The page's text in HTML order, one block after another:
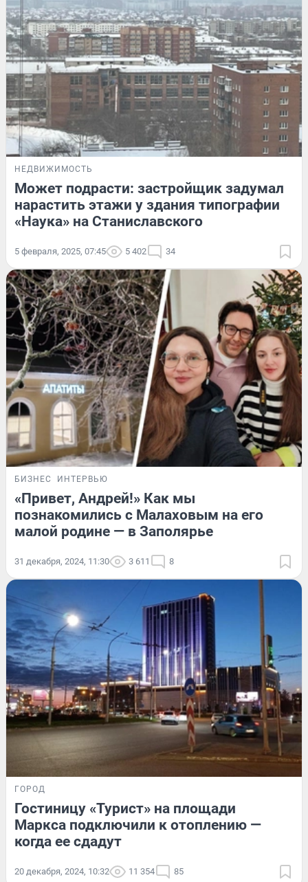
НЕДВИЖИМОСТЬ
Может подрасти: застройщик задумал
нарастить этажи у здания типографии
«Наука» на Станиславского
5 февраля, 2025, 07:45 5 402 34
БИЗНЕС ИНТЕРВЬЮ
«Привет, Андрей!» Как мы
познакомились с Малаховым на его
малой родине — в Заполярье
31 декабря, 2024, 11:30 3 611 8
ГОРОД
Гостиницу «Турист» на площади
Маркса подключили к отоплению —
когда ее сдадут
20 декабря, 2024, 10:32 11 354 85